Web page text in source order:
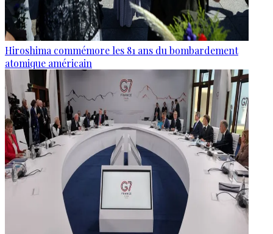
Hiroshima commémore les 81 ans du bombardement
atomique américain